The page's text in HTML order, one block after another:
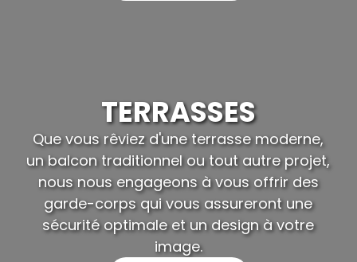
TERRASSES
Que vous rêviez d'une terrasse moderne,
un balcon traditionnel ou tout autre projet,
nous nous engageons à vous offrir des
garde-corps qui vous assureront une
sécurité optimale et un design à votre
image.